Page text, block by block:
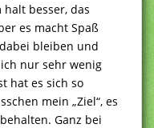
besser, das
es macht Spaß
bleiben und
nur sehr wenig
hat es sich so
mein „Ziel“, es
Ganz bei